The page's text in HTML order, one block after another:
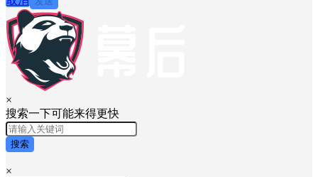
×
搜索一下可能来得更快
搜索
×